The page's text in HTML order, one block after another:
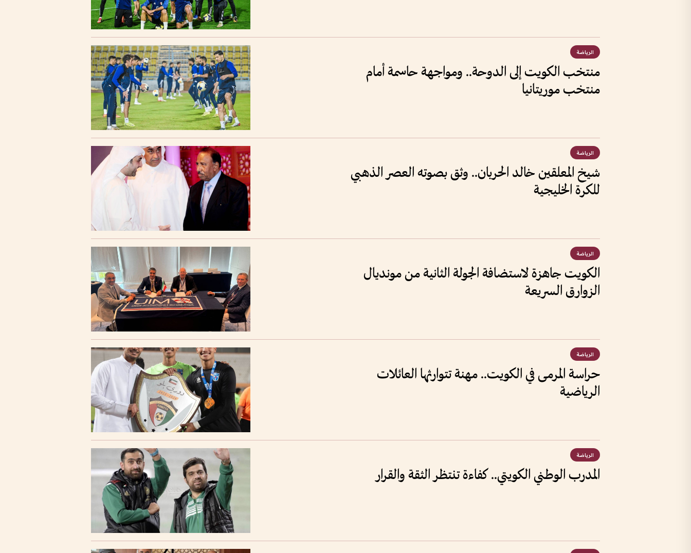
الرياضة
منتخب الكويت إلى الدوحة.. ومواجهة حاسمة أمام
منتخب موريتانيا
الرياضة
شيخ المعلقين خالد الحربان.. وثق بصوته العصر الذهبي
للكرة الخليجية
الرياضة
الكويت جاهزة لاستضافة الجولة الثانية من مونديال
الزوارق السريعة
الرياضة
حراسة المرمى في الكويت.. مهنة تتوارثها العائلات
الرياضية
الرياضة
المدرب الوطني الكويتي.. كفاءة تنتظر الثقة والقرار